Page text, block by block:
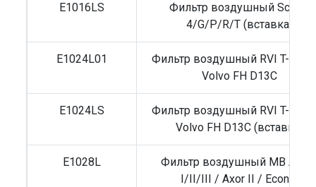
E1016LS
Фильтр воздушный Scania
4/G/P/R/T (вставка)
E1024L01
Фильтр воздушный RVI T-
Volvo FH D13C
E1024LS
Фильтр воздушный RVI T-
Volvo FH D13C (вставка)
E1028L
Фильтр воздушный MB
I/II/III / Axor II / Econic